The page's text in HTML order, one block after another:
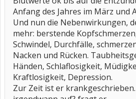
Anfang des Jahres im März und
Und nun die Nebenwirkungen,
mehr: berstende
Schwindel, Durchfälle,
Nacken und Rücken.
Händen, Schlaflosigkeit,
Kraftlosigkeit, Depression.
Zur Zeit ist er